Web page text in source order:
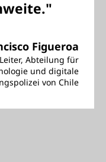
Figueroa
Abteilung für
und digitale
von Chile